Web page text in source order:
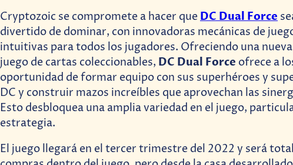
Cryptozoic se compromete a hacer queDC Dual Force
divertido de dominar, con innovadoras mecánicas de
intuitivas para todos los jugadores. Ofreciendo una
juego de cartas coleccionables, DC Dual Force ofrece a
oportunidad de formar equipo con sus superhéroes y
DC y construir mazos increíbles que aprovechan las
Esto desbloquea una amplia variedad en el juego,
estrategia.
El juego llegará en el tercer trimestre del 2022 y será